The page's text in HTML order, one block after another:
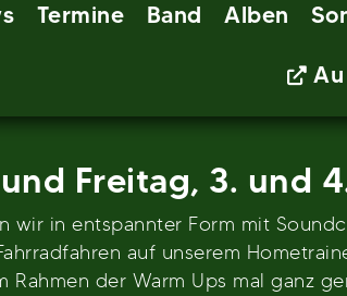
Termine Band Alben
Freitag, 3. und
wir in entspannter Form mit
auf unserem
Rahmen der Warm Ups mal ganz